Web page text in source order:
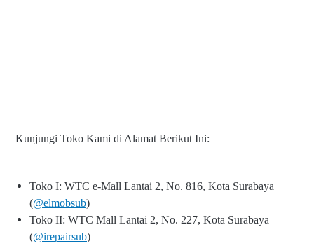
Kunjungi Toko Kami di Alamat Berikut Ini:
Toko I: WTC e-Mall Lantai 2, No. 816, Kota Surabaya
(@elmobsub)
Toko II: WTC Mall Lantai 2, No. 227, Kota Surabaya
(@irepairsub)